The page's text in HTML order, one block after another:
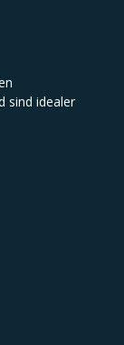
sind idealer